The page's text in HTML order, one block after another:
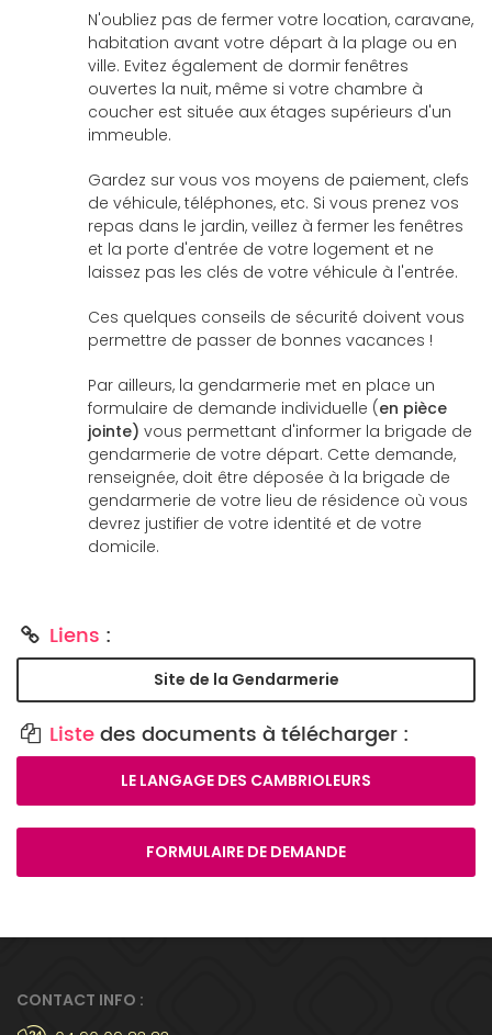
N'oubliez pas de fermer votre location, caravane,
habitation avant votre départ à la plage ou en
ville. Evitez également de dormir fenêtres
ouvertes la nuit, même si votre chambre à
coucher est située aux étages supérieurs d'un
immeuble.
Gardez sur vous vos moyens de paiement, clefs
de véhicule, téléphones, etc. Si vous prenez vos
repas dans le jardin, veillez à fermer les fenêtres
et la porte d'entrée de votre logement et ne
laissez pas les clés de votre véhicule à l'entrée.
Ces quelques conseils de sécurité doivent vous
permettre de passer de bonnes vacances !
Par ailleurs, la gendarmerie met en place un
formulaire de demande individuelle (en pièce
jointe) vous permettant d'informer la brigade de
gendarmerie de votre départ. Cette demande,
renseignée, doit être déposée à la brigade de
gendarmerie de votre lieu de résidence où vous
devrez justifier de votre identité et de votre
domicile.
Liens :
Site de la Gendarmerie
Listedes documents à télécharger :
LE LANGAGE DES CAMBRIOLEURS
FORMULAIRE DE DEMANDE
CONTACT INFO :